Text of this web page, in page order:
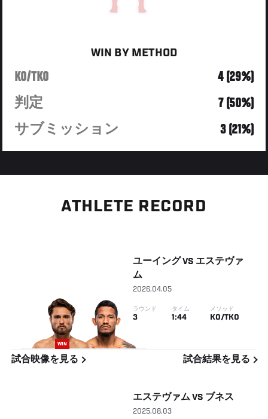
WIN BY METHOD
KO/TKO
4 (29%)
判定
7 (50%)
サブミッション
3 (21%)
ATHLETE RECORD
WIN
ユーイング VS エステヴァ
ム
2026.04.05
ラウンド
3
タイム
1:44
メソッド
KO/TKO
試合映像を見る 試合結果を見る
エステヴァム VS ブネス
2025.08.03